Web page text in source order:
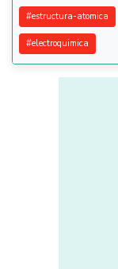
#estructura-atomica
#electroquimica